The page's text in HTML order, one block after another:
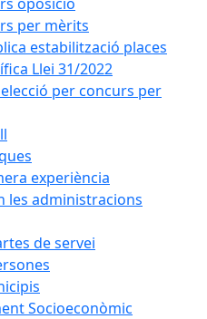
per mèrits
estabilització places
Llei 31/2022
per concurs per
experiència
les administracions
de servei
Socioeconòmic